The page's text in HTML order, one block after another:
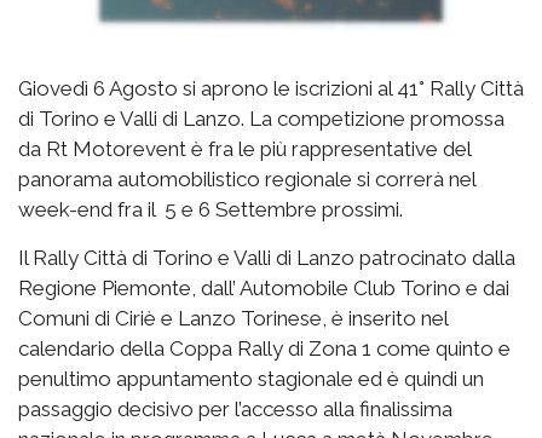
Giovedì 6 Agosto si aprono le iscrizioni al 41° Rally Città
di Torino e Valli di Lanzo. La competizione promossa
da Rt Motorevent è fra le più rappresentative del
panorama automobilistico regionale si correrà nel
week-end fra il 5 e 6 Settembre prossimi.
Il Rally Città di Torino e Valli di Lanzo patrocinato dalla
Regione Piemonte, dall’ Automobile Club Torino e dai
Comuni di Ciriè e Lanzo Torinese, è inserito nel
calendario della Coppa Rally di Zona 1 come quinto e
penultimo appuntamento stagionale ed è quindi un
passaggio decisivo per l’accesso alla finalissima